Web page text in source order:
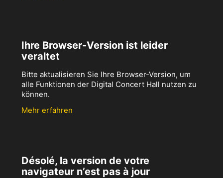
Ihre Browser-Version ist leider
veraltet
Bitte aktualisieren Sie Ihre Browser-Version, um
alle Funktionen der Digital Concert Hall nutzen zu
können.
Mehr erfahren
Désolé, la version de votre
navigateur n’est pas à jour